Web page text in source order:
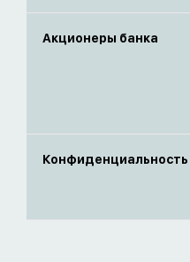
Акционеры банка
Конфиденциальность